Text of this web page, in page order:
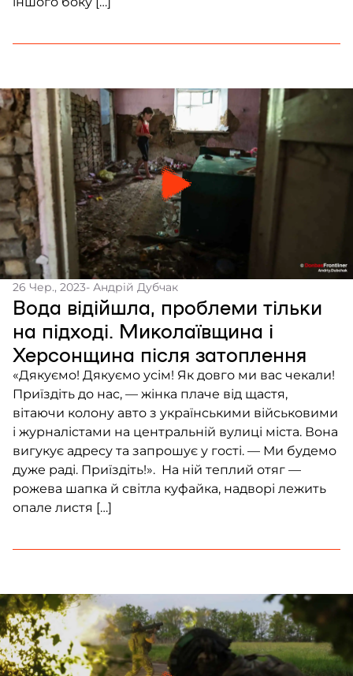
26 Чер., 2023- Андрій Дубчак
Вода відійшла, проблеми тільки
на підході. Миколаївщина і
Херсонщина після затоплення
«Дякуємо! Дякуємо усім! Як довго ми вас чекали!
Приїздіть до нас, — жінка плаче від щастя,
вітаючи колону авто з українськими військовими
і журналістами на центральній вулиці міста. Вона
вигукує адресу та запрошує у гості. — Ми будемо
дуже раді. Приїздіть!». На ній теплий отяг —
рожева шапка й світла куфайка, надворі лежить
опале листя […]